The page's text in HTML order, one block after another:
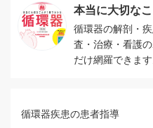
本当に大切な
循環器の解剖・
査・治療・看護
だけ網羅できます
循環器疾患の患者指導